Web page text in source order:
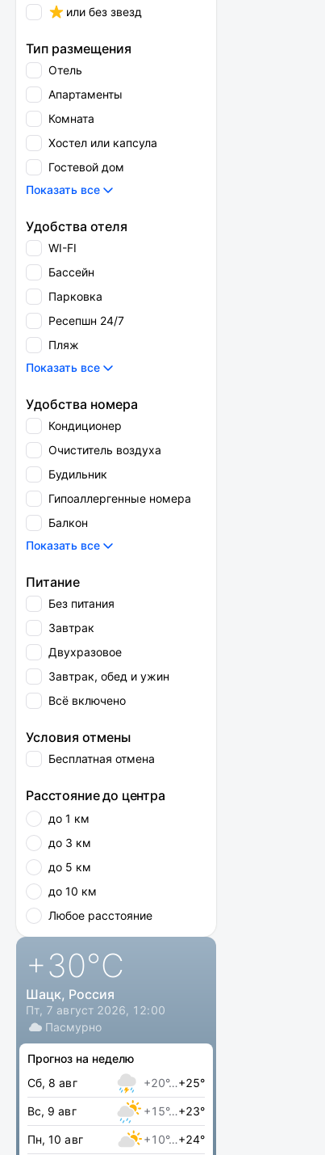
или без звезд
Тип размещения
Отель
Апартаменты
Комната
Хостел или капсула
Гостевой дом
Показать все
Удобства отеля
WI-FI
Бассейн
Парковка
Ресепшн 24/7
Пляж
Показать все
Удобства номера
Кондиционер
Очиститель воздуха
Будильник
Гипоаллергенные номера
Балкон
Показать все
Питание
Без питания
Завтрак
Двухразовое
Завтрак, обед и ужин
Всё включено
Условия отмены
Бесплатная отмена
Расстояние до центра
до 1 км
до 3 км
до 5 км
до 10 км
Любое расстояние
+30°C
Шацк, Россия
Пт, 7 август 2026, 12:00
Пасмурно
Прогноз на неделю
Сб, 8 авг
+20°…+25°
Вс, 9 авг +15°…+23°
Пн, 10 авг +10°…+24°